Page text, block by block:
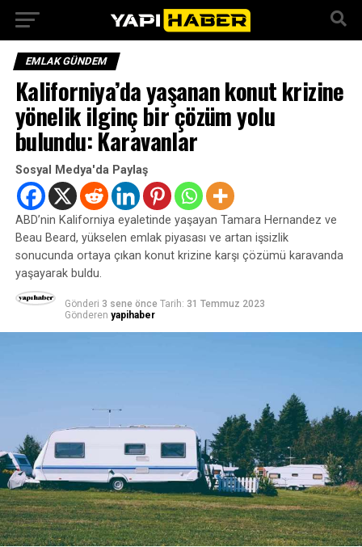
EMLAK GÜNDEM
Kaliforniya’da yaşanan konut krizine
yönelik ilginç bir çözüm yolu
bulundu: Karavanlar
Sosyal Medya'da Paylaş
ABD’nin Kaliforniya eyaletinde yaşayan Tamara Hernandez ve
Beau Beard, yükselen emlak piyasası ve artan işsizlik
sonucunda ortaya çıkan konut krizine karşı çözümü karavanda
yaşayarak buldu.
Gönderi 3 sene önce Tarih: 31 Temmuz 2023
Gönderen yapihaber